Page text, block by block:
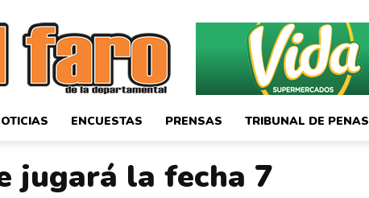
El
Faro
Deportivo
ENCUESTAS PRENSAS TRIBUNAL DE PENAS
jugará la fecha 7